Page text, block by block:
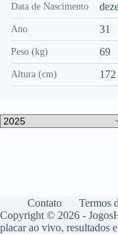
Data de Nascimento
Ano 31
Peso (kg) 69
Altura (cm) 172
Contato Termos
Copyright © 2026 -
placar ao vivo, resultados